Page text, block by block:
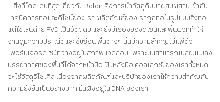
– สิ่งที่โดดเด่นที่สุดเกี่ยวกับ Bolon คือการนำวัตถุดิบมาผสมผสานเข้ากับ
เทคนิคการทอและดีไซน์ของเรา ผลิตภัณฑ์ของเราถูกทอในรูปแบบสิ่งทอ
แต่ใช้เส้นด้าย PVC เป็นวัตถุดิบ และยังมีเรื่องของดีไซน์และพื้นผิวที่ทำให้
งานดูมีความประณีตและซับซ้อน พื้นต่างๆ นั้นมีความสำคัญไม่แพ้ตัว
เฟอร์นิเจอร์ดีไซน์ที่วางอยู่ในสภาพแวดล้อม เพราะมันสามารถเปลี่ยนแปลง
บรรยากาศของพื้นที่ได้จากหน้ามือเป็นหลังมือ คอลเลกชันของเราทั้งหมด
จะใช้วัสดุรีไซเคิล เนื่องจากผลิตภัณฑ์และบริษัทของเราให้ความสำคัญกับ
ความยั่งยืนเป็นอย่างมาก มันฝังอยู่ใน DNA ของเรา